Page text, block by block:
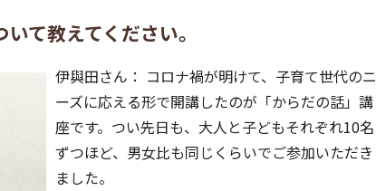
て教えてください。
伊與田さん： コロナ禍が明けて、子育て世代のニ
ーズに応える形で開講したのが「からだの話」講
座です。つい先日も、大人と子どもそれぞれ10名
ずつほど、男女比も同じくらいでご参加いただき
ました。